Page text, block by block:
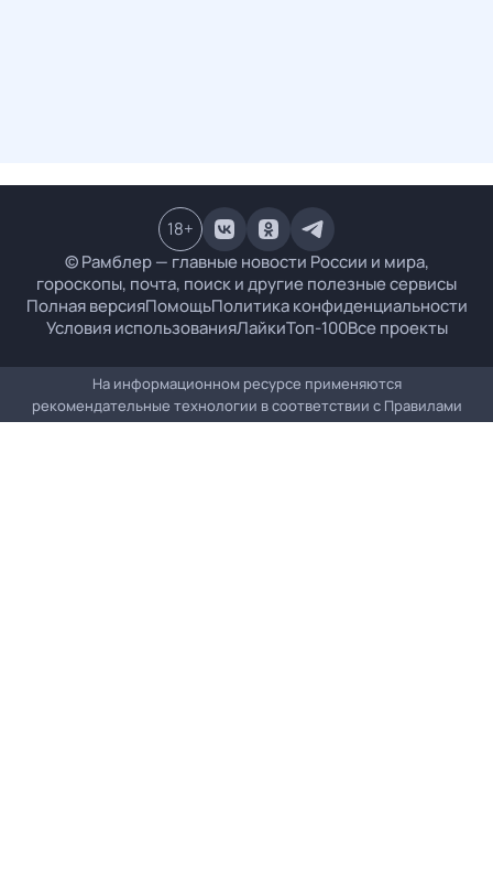
© Рамблер — главные новости России и мира,
гороскопы, почта, поиск и другие полезные сервисы
Полная версияПомощьПолитика конфиденциальности
Условия использованияЛайкиТоп-100Все проекты
18+
На информационном ресурсе применяются
рекомендательные технологии в соответствии с Правилами